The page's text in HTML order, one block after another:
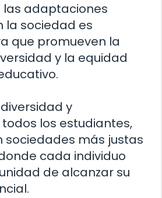
las adaptaciones
la sociedad es
que promueven la
y la equidad
y
los estudiantes,
sociedades más justas
cada individuo
de alcanzar su